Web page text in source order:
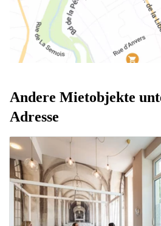
Andere Mietobjekte
Adresse